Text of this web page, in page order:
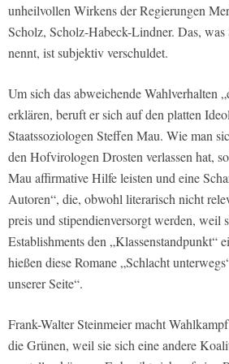
unheilvollen Wirkens der Regierungen
Scholz, Scholz-Habeck-Lindner. Das,
nennt, ist subjektiv verschuldet.
Um sich das abweichende Wahlverhalten
erklären, beruft er sich auf den platten
Staatssoziologen Steffen Mau. Wie man
den Hofvirologen Drosten verlassen hat,
Mau affirmative Hilfe leisten und eine
Autoren“, die, obwohl literarisch nicht
preis und stipendienversorgt werden, weil
Establishments den „Klassenstandpunkt“
hießen diese Romane „Schlacht
unserer Seite“.
Frank-Walter Steinmeier macht
die Grünen, weil sie sich eine andere